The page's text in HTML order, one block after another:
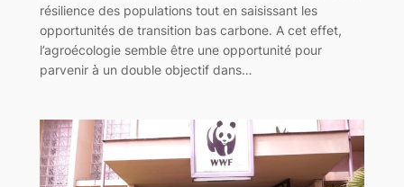
résilience des populations tout en saisissant les
opportunités de transition bas carbone. A cet effet,
l’agroécologie semble être une opportunité pour
parvenir à un double objectif dans…